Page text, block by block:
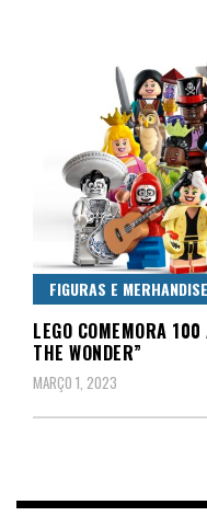
Central
FIGURAS E MERHANDISE
LEGO COMEMORA
THE WONDER”
MARÇO 1, 2023